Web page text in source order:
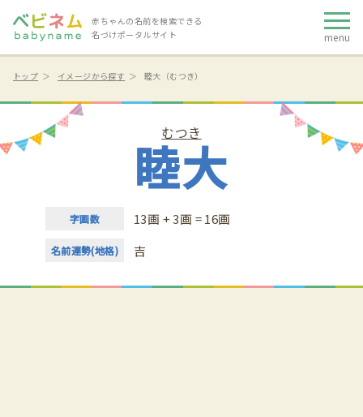
赤ちゃんの名前を検索できる
名づけポータルサイト
menu
トップ イメージから探す 睦大（むつき）
むつき
睦大
字画数 13画 + 3画 = 16画
名前運勢(地格) 吉